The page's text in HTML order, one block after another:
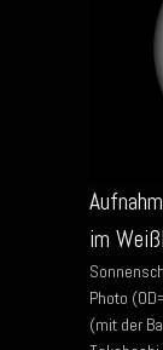
im
Photo
(mit der